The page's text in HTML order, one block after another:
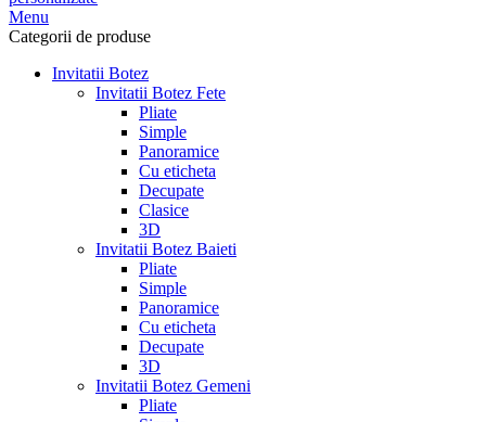
Menu
Categorii de produse
Invitatii Botez
Invitatii Botez Fete
Pliate
Simple
Panoramice
Cu eticheta
Decupate
Clasice
3D
Invitatii Botez Baieti
Pliate
Simple
Panoramice
Cu eticheta
Decupate
3D
Invitatii Botez Gemeni
Pliate